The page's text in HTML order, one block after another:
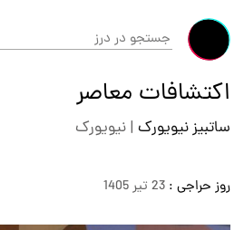
اکتشافات معاصر
ساتبیز نیویورک |نیویورک
روز حراجی : 23 تير 1405